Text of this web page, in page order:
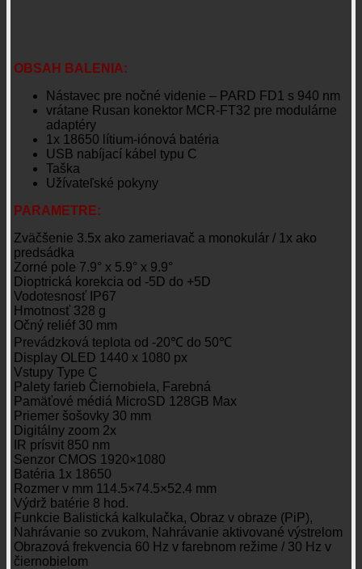
OBSAH BALENIA:
Nástavec pre nočné videnie – PARD FD1 s 940 nm
vrátane Rusan konektor MCR-FT32 pre modulárne
adaptéry
1x 18650 lítium-iónová batéria
USB nabíjací kábel typu C
Taška
Užívateľské pokyny
PARAMETRE:
Zväčšenie 3.5x ako zameriavač a monokulár / 1x ako
predsádka
Zorné pole 7.9° x 5.9° x 9.9°
Dioptrická korekcia od -5D do +5D
Vodotesnosť IP67
Hmotnosť 328 g
Očný reliéf 30 mm
Prevádzková teplota od -20℃ do 50℃
Display OLED 1440 x 1080 px
Vstupy Type C
Palety farieb Čiernobiela, Farebná
Pamäťové médiá MicroSD 128GB Max
Priemer šošovky 30 mm
Digitálny zoom 2x
IR prísvit 850 nm
Senzor CMOS 1920×1080
Batéria 1x 18650
Rozmer v mm 114.5×74.5×52.4 mm
Výdrž batérie 8 hod.
Funkcie Balistická kalkulačka, Obraz v obraze (PiP),
Nahrávanie so zvukom, Nahrávanie aktivované výstrelom
Obrazová frekvencia 60 Hz v farebnom režime / 30 Hz v
čiernobielom